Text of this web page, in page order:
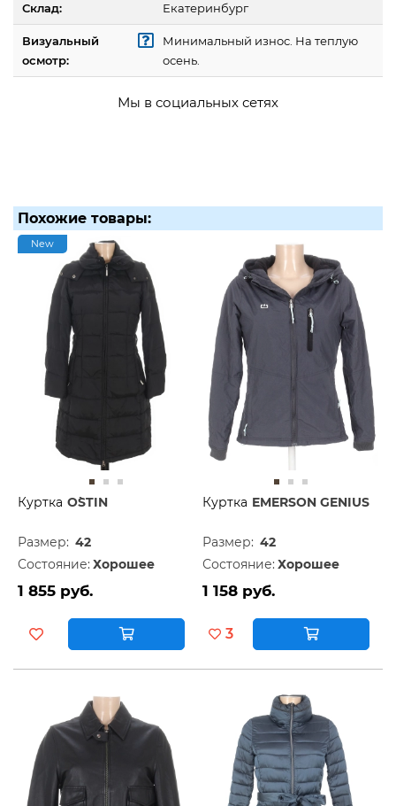
Склад: Екатеринбург
Визуальный
осмотр:
Минимальный износ. На теплую
осень.
Мы в социальных сетях
Похожие товары:
New
Куртка O`STIN
Размер: 42
Состояние: Хорошее
1 855 руб.
Куртка EMERSON GENIUS
Размер: 42
Состояние: Хорошее
1 158 руб.
3